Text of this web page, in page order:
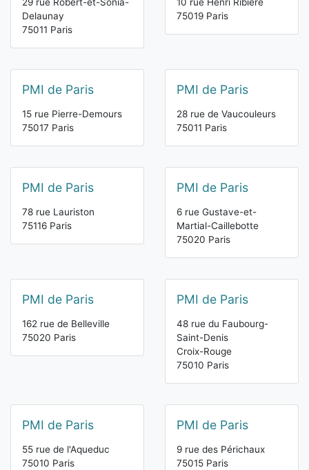
29 rue Robert-et-Sonia-
Delaunay
75011 Paris
10 rue Henri Ribière
75019 Paris
PMI de Paris
15 rue Pierre-Demours
75017 Paris
PMI de Paris
28 rue de Vaucouleurs
75011 Paris
PMI de Paris
78 rue Lauriston
75116 Paris
PMI de Paris
6 rue Gustave-et-
Martial-Caillebotte
75020 Paris
PMI de Paris
162 rue de Belleville
75020 Paris
PMI de Paris
48 rue du Faubourg-
Saint-Denis
Croix-Rouge
75010 Paris
PMI de Paris
55 rue de l'Aqueduc
75010 Paris
PMI de Paris
9 rue des Périchaux
75015 Paris